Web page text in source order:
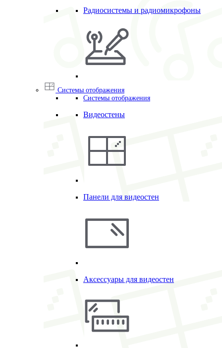
Радиосистемы и радиомикрофоны
Системы отображения
Системы отображения
Видеостены
Панели для видеостен
Аксессуары для видеостен